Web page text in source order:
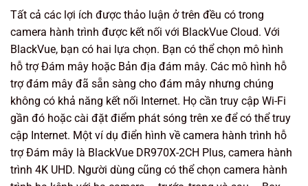
Tất cả các lợi ích được thảo luận ở trên đều có trong
camera hành trình được kết nối với BlackVue Cloud. Với
BlackVue, bạn có hai lựa chọn. Bạn có thể chọn mô hình
hỗ trợ Đám mây hoặc Bản địa đám mây. Các mô hình hỗ
trợ đám mây đã sẵn sàng cho đám mây nhưng chúng
không có khả năng kết nối Internet. Họ cần truy cập Wi-Fi
gần đó hoặc cài đặt điểm phát sóng trên xe để có thể truy
cập Internet. Một ví dụ điển hình về camera hành trình hỗ
trợ Đám mây là BlackVue DR970X-2CH Plus, camera hành
trình 4K UHD. Người dùng cũng có thể chọn camera hành